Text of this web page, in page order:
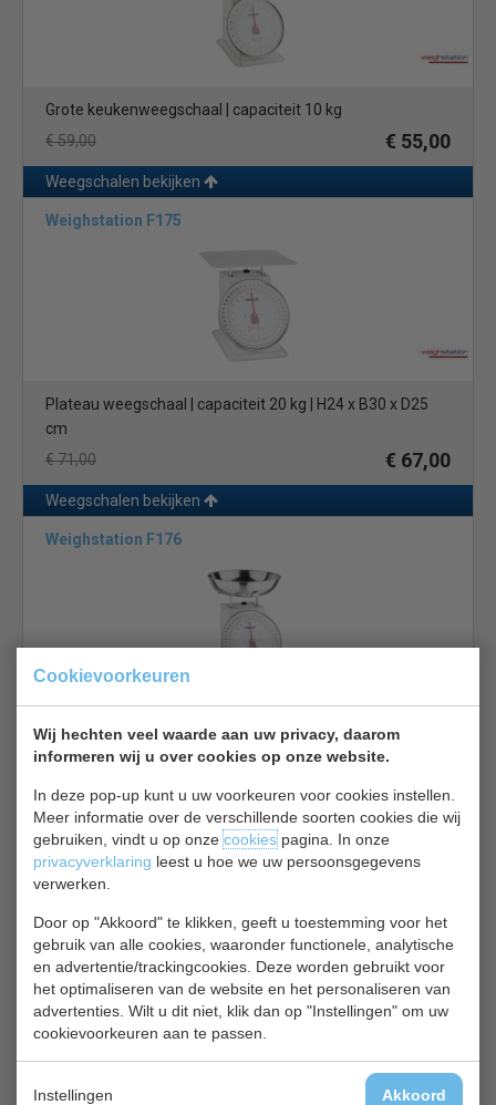
Cookievoorkeuren
Wij hechten veel waarde aan uw privacy, daarom
informeren wij u over cookies op onze website.
In deze pop-up kunt u uw voorkeuren voor cookies instellen.
Meer informatie over de verschillende soorten cookies die wij
gebruiken, vindt u op onzecookiespagina. In onze
privacyverklaring leest u hoe we uw persoonsgegevens
verwerken.
Door op "Akkoord" te klikken, geeft u toestemming voor het
gebruik van alle cookies, waaronder functionele, analytische
en advertentie/trackingcookies. Deze worden gebruikt voor
het optimaliseren van de website en het personaliseren van
advertenties. Wilt u dit niet, klik dan op "Instellingen" om uw
cookievoorkeuren aan te passen.
Instellingen Akkoord
Grote keukenweegschaal | capaciteit 10 kg
€ 59,00
€ 55,00
Weegschalen bekijken
Weighstation F175
Plateau weegschaal | capaciteit 20 kg | H24 x B30 x D25
cm
€ 71,00
€ 67,00
Weegschalen bekijken
Weighstation F176
kom
Weegschalen bekijken
Weighstation F201
Elektro plateau weegschaal | capaciteit 3 kg
€ 86,00